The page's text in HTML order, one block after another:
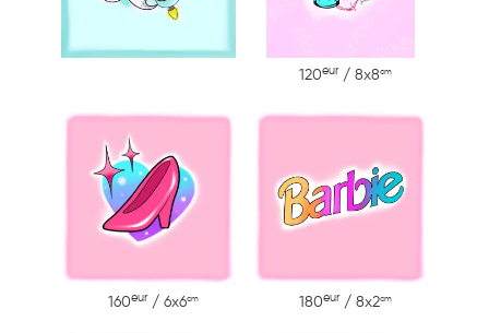
120eur / 8x8cm
160eur / 6x6cm 180eur / 8x2cm